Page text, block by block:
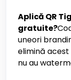
Aplică QR
gratuite?
uneori
elimină acest
nu au